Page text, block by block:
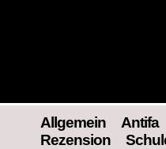
Allgemein Antifa
Rezension